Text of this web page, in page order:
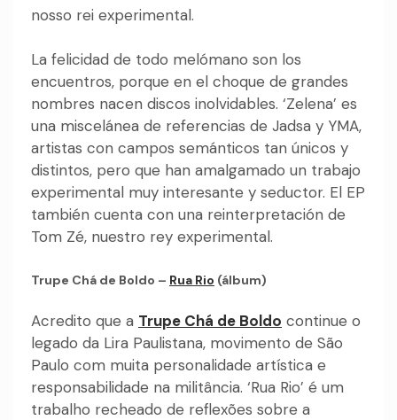
nosso rei experimental.
La felicidad de todo melómano son los
encuentros, porque en el choque de grandes
nombres nacen discos inolvidables. ‘Zelena’ es
una miscelánea de referencias de Jadsa y YMA,
artistas con campos semánticos tan únicos y
distintos, pero que han amalgamado un trabajo
experimental muy interesante y seductor. El EP
también cuenta con una reinterpretación de
Tom Zé, nuestro rey experimental.
Trupe Chá de Boldo – Rua Rio (álbum)
Acredito que a Trupe Chá de Boldo continue o
legado da Lira Paulistana, movimento de São
Paulo com muita personalidade artística e
responsabilidade na militância. ‘Rua Rio’ é um
trabalho recheado de reflexões sobre a